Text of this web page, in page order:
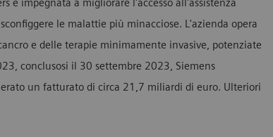
è impegnata a migliorare l'accesso all'assistenza
le malattie più minacciose. L'azienda opera
e delle terapie minimamente invasive, potenziate
conclusosi il 30 settembre 2023, Siemens
un fatturato di circa 21,7 miliardi di euro. Ulteriori